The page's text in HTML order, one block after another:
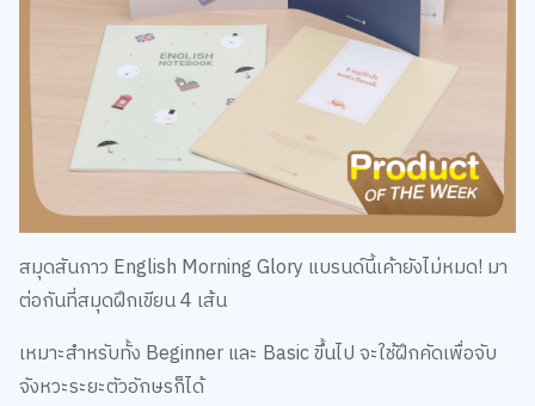
สมุดสันกาว English Morning Glory แบรนด์นี้เค้ายังไม่หมด! มา
ต่อกันที่สมุดฝึกเขียน 4 เส้น
เหมาะสำหรับทั้ง Beginner และ Basic ขึ้นไป จะใช้ฝึกคัดเพื่อจับ
จังหวะระยะตัวอักษรก็ได้